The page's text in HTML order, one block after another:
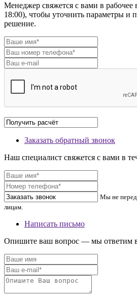
Менеджер свяжется с вами в рабочее
18:00), чтобы уточнить параметры и
решение.
Заказать обратный звонок
Наш специалист свяжется с вами в
Мы не
лицам.
Написать письмо
Опишите ваш вопрос — мы ответим в